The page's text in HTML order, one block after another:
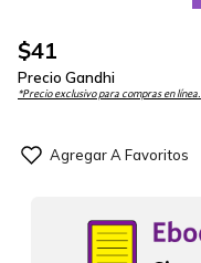
$41
Precio Gandhi
*Precio exclusivo para compras en línea.